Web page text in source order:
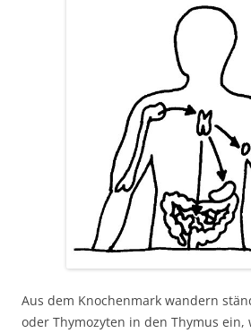
Aus dem Knochenmark wandern
oder Thymozyten in den Thymus ein,